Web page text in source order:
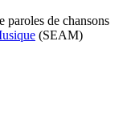
paroles de chansons
(SEAM)